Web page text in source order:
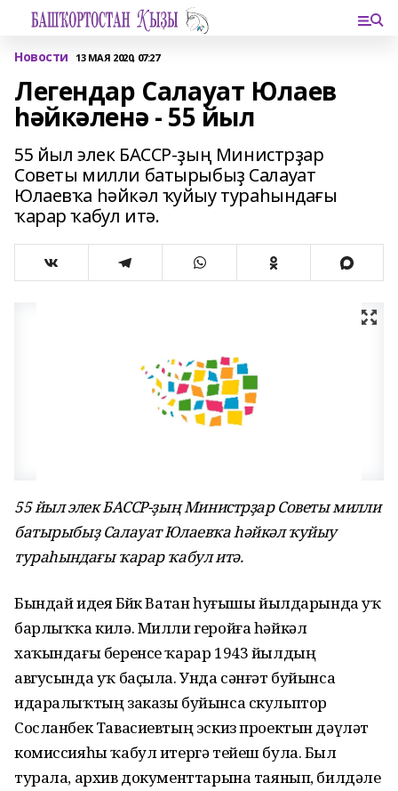
Новости 13 МАЯ 2020, 07:27
Легендар Салауат Юлаев
һәйкәленә - 55 йыл
55 йыл элек БАССР-ҙың Министрҙар
Советы милли батырыбыҙ Салауат
Юлаевҡа һәйкәл ҡуйыу тураһындағы
ҡарар ҡабул итә.
55 йыл элек БАССР-ҙың Министрҙар Советы милли
батырыбыҙ Салауат Юлаевҡа һәйкәл ҡуйыу
тураһындағы ҡарар ҡабул итә.
Бындай идея Бөйөк Ватан һуғышы йылдарында уҡ
барлыҡҡа килә. Милли геройға һәйкәл
хаҡындағы беренсе ҡарар 1943 йылдың
авгусында уҡ баҫыла. Унда сәнғәт буйынса
идаралыҡтың заказы буйынса скульптор
Сосланбек Тавасиевтың эскиз проектын дәүләт
комиссияһы ҡабул итергә тейеш була. Был
турала, архив документтарына таянып, билдәле